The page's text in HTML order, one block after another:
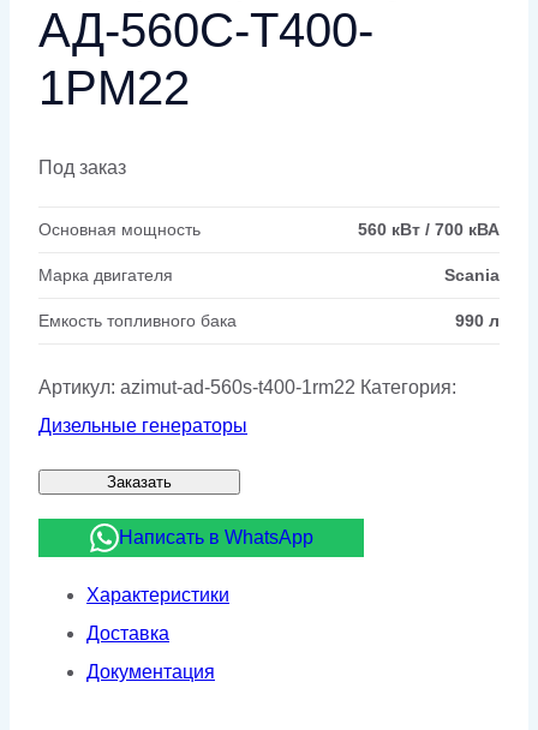
АД-560С-Т400-
1РМ22
Под заказ
Основная мощность 560 кВт / 700 кВА
Марка двигателя Scania
Емкость топливного бака 990 л
Артикул: azimut-ad-560s-t400-1rm22 Категория:
Дизельные генераторы
Заказать
Написать в WhatsApp
Характеристики
Доставка
Документация